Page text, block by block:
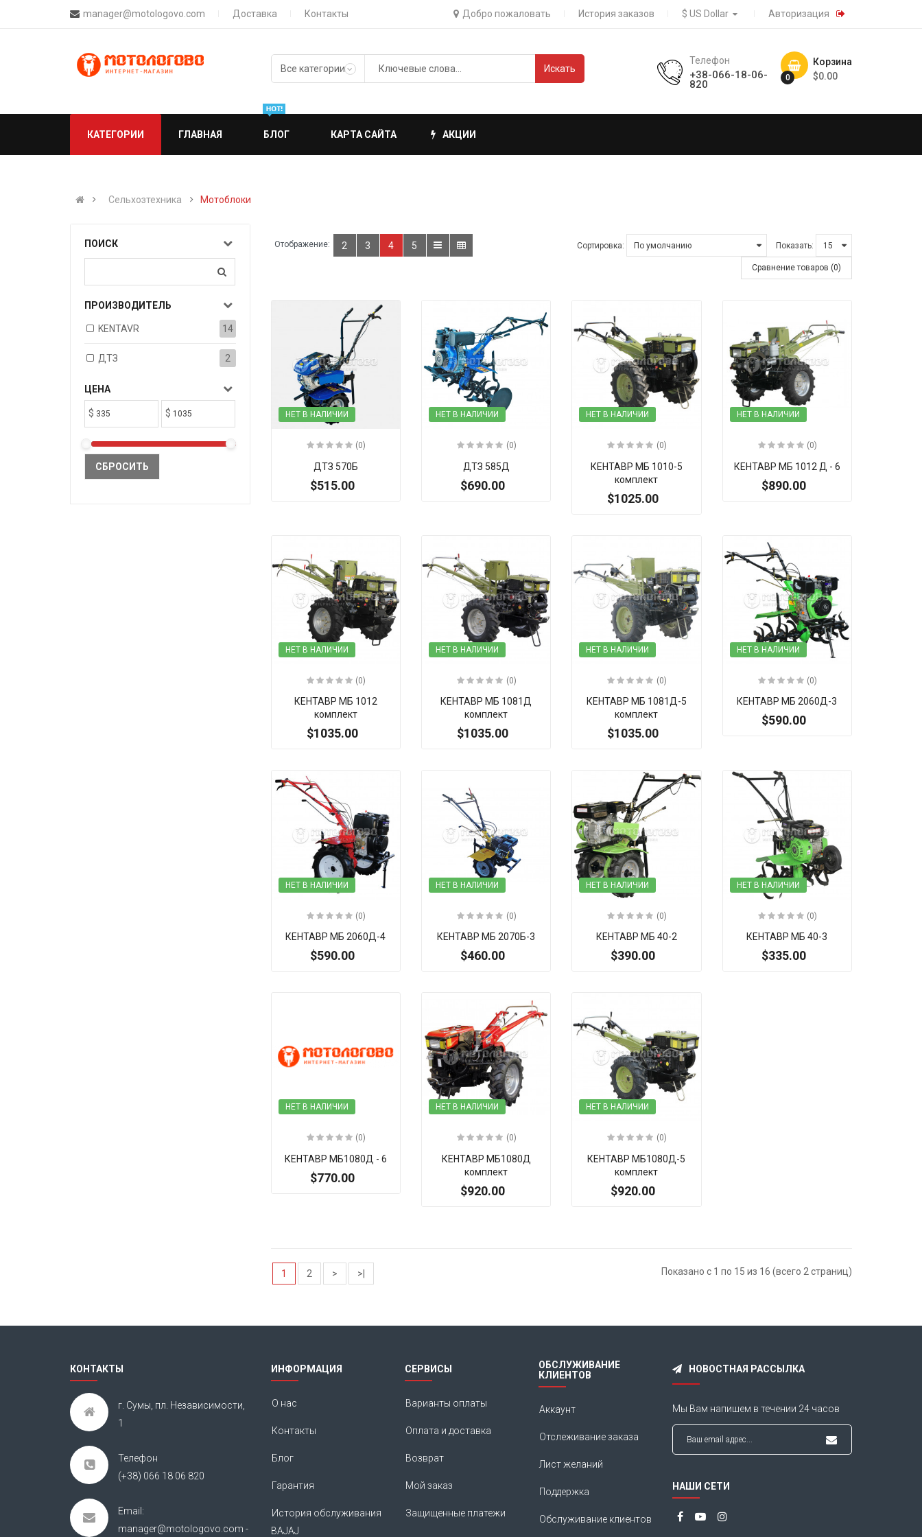
manager@motologovo.com Доставка Контакты Добро пожаловать История заказов Авторизация
Искать
Корзина
0 $0.00
Телефон
+38-066-18-06-
820
КАТЕГОРИИ ГЛАВНАЯ БЛОГ КАРТА САЙТА АКЦИИ
Сельхозтехника Мотоблоки
ПОИСК
ПРОИЗВОДИТЕЛЬ
KENTAVR 14
ДТЗ 2
ЦЕНА
$ $
СБРОСИТЬ
Отображение: 2 3 4 5 Сортировка: Показать:
Сравнение товаров (0)
НЕТ В НАЛИЧИИ
(0)
ДТЗ 570Б
$515.00
НЕТ В НАЛИЧИИ
(0)
ДТЗ 585Д
$690.00
НЕТ В НАЛИЧИИ
(0)
КЕНТАВР МБ 1010-5
комплект
$1025.00
НЕТ В НАЛИЧИИ
(0)
КЕНТАВР МБ 1012 Д - 6
$890.00
НЕТ В НАЛИЧИИ
(0)
КЕНТАВР МБ 1012
комплект
$1035.00
НЕТ В НАЛИЧИИ
(0)
КЕНТАВР МБ 1081Д
комплект
$1035.00
НЕТ В НАЛИЧИИ
(0)
КЕНТАВР МБ 1081Д-5
комплект
$1035.00
НЕТ В НАЛИЧИИ
(0)
КЕНТАВР МБ 2060Д-3
$590.00
НЕТ В НАЛИЧИИ
(0)
КЕНТАВР МБ 2060Д-4
$590.00
НЕТ В НАЛИЧИИ
(0)
КЕНТАВР МБ 2070Б-3
$460.00
НЕТ В НАЛИЧИИ
(0)
КЕНТАВР МБ 40-2
$390.00
НЕТ В НАЛИЧИИ
(0)
КЕНТАВР МБ 40-3
$335.00
НЕТ В НАЛИЧИИ
(0)
КЕНТАВР МБ1080Д - 6
$770.00
НЕТ В НАЛИЧИИ
(0)
КЕНТАВР МБ1080Д
комплект
$920.00
НЕТ В НАЛИЧИИ
(0)
КЕНТАВР МБ1080Д-5
комплект
$920.00
1 2 > >| Показано с 1 по 15 из 16 (всего 2 страниц)
КОНТАКТЫ
г. Сумы, пл. Независимости,
1
Телефон
(+38) 066 18 06 820
Email:
manager@motologovo.com -
ИНФОРМАЦИЯ
О нас
Контакты
Блог
Гарантия
История обслуживания
BAJAJ
СЕРВИСЫ
Варианты оплаты
Оплата и доставка
Возврат
Мой заказ
Защищенные платежи
ОБСЛУЖИВАНИЕ
КЛИЕНТОВ
Аккаунт
Отслеживание заказа
Лист желаний
Поддержка
Обслуживание клиентов
НОВОСТНАЯ РАССЫЛКА
Мы Вам напишем в течении 24 часов
НАШИ СЕТИ